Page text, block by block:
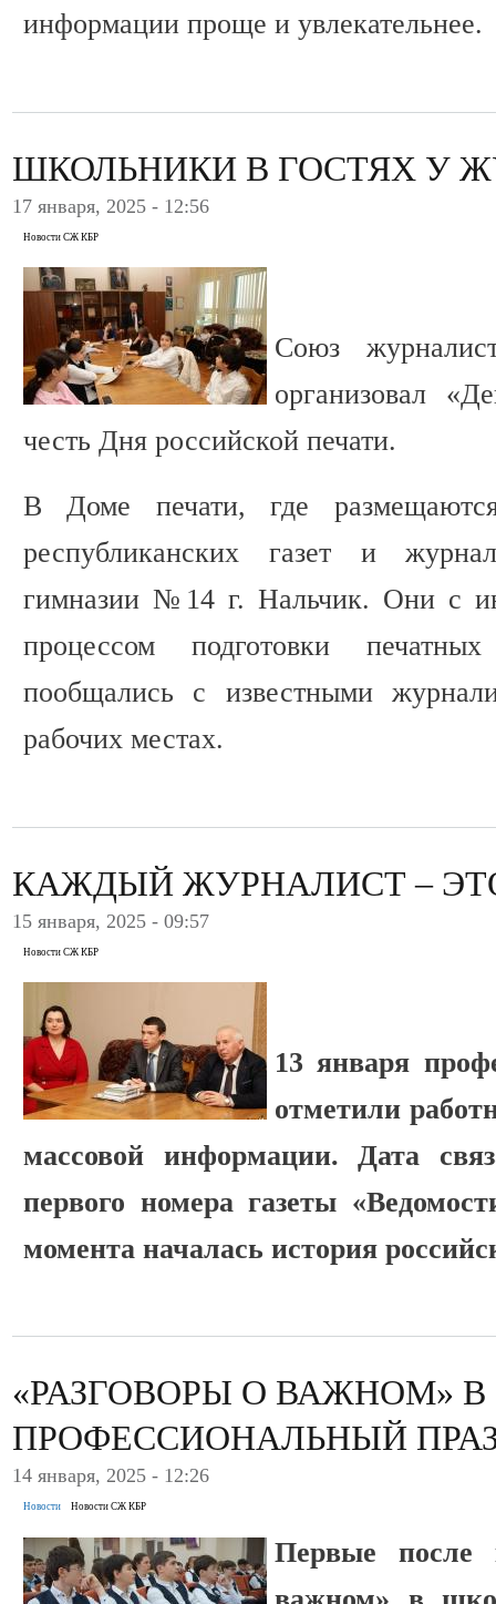
информации проще и увлекательнее.
ШКОЛЬНИКИ В ГОСТЯХ У
17 января, 2025 - 12:56
Новости СЖ КБР
Союз
организовал
честь Дня российской печати.
В Доме печати, где
республиканских газет и
гимназии №14 г. Нальчик. Они с
процессом подготовки
пообщались с известными
рабочих местах.
КАЖДЫЙ ЖУРНАЛИСТ –
15 января, 2025 - 09:57
Новости СЖ КБР
13 января
отметили
массовой информации. Дата
первого номера газеты
момента началась история
«РАЗГОВОРЫ О ВАЖНОМ» В
ПРОФЕССИОНАЛЬНЫЙ
14 января, 2025 - 12:26
Новости Новости СЖ КБР
Первые после